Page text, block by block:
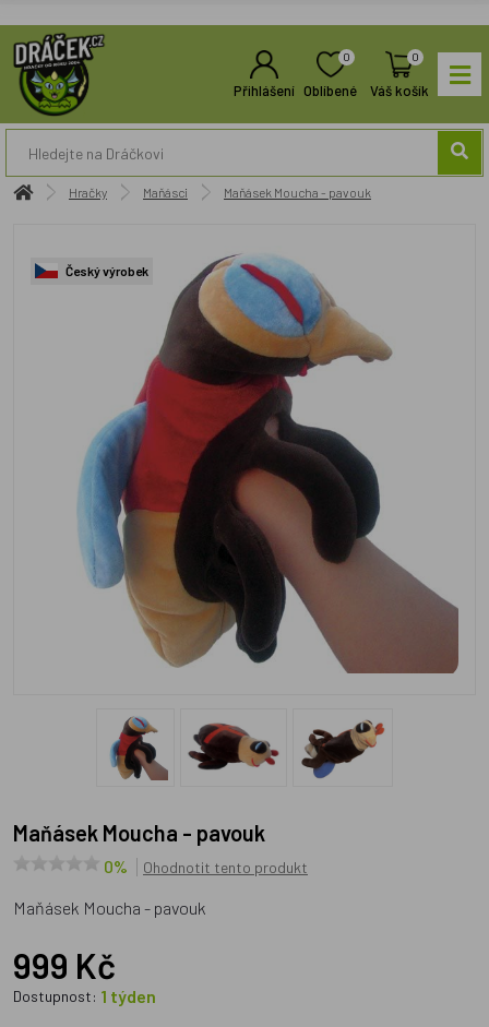
Přihlášení
0
Oblíbené
0
Váš košík
Hračky Maňásci Maňásek Moucha - pavouk
Český výrobek
Maňásek Moucha - pavouk
0% Ohodnotit tento produkt
Maňásek Moucha - pavouk
999 Kč
Dostupnost: 1 týden